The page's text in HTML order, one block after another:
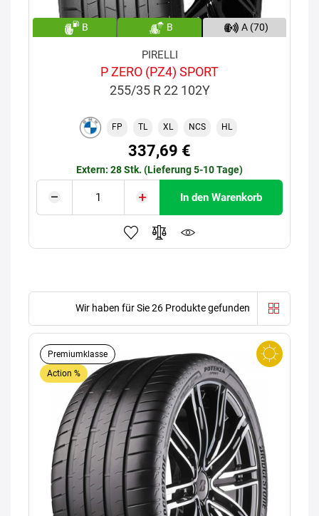
B B A (70)
PIRELLI
P ZERO (PZ4) SPORT
255/35 R 22 102Y
FP TL XL NCS HL
337,69 €
Extern: 28 Stk. (Lieferung 5-10 Tage)
In den Warenkorb
Wir haben für Sie 26 Produkte gefunden
Premiumklasse
Action %